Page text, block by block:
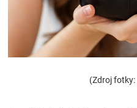
Těhotenské
oblečení
(Zdroj fotky: